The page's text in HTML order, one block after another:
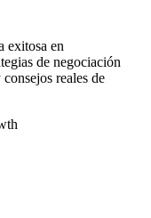
exitosa en
de negociación
reales de